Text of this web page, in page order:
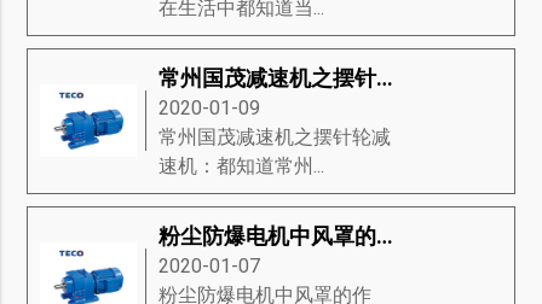
在生活中都知道当...
常州国茂减速机之摆针轮减速机
2020-01-09
常州国茂减速机之摆针轮减
速机：都知道常州...
粉尘防爆电机中风罩的作用
2020-01-07
粉尘防爆电机中风罩的作